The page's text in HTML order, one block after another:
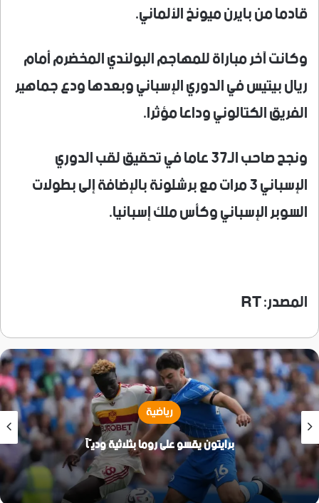
قادما من بايرن ميونخ الألماني.
وكانت آخر مباراة للمهاجم البولندي المخضرم أمام
ريال بيتيس في الدوري الإسباني وبعدها ودع جماهير
الفريق الكتالوني وداعا مؤثرا.
ونجح صاحب الـ37 عاما في تحقيق لقب الدوري
الإسباني 3 مرات مع برشلونة بالإضافة إلى بطولات
السوبر الإسباني وكأس ملك إسبانيا.
المصدر: RT
رياضية
برايتون يقسو على روما بثلاثية وديّاً